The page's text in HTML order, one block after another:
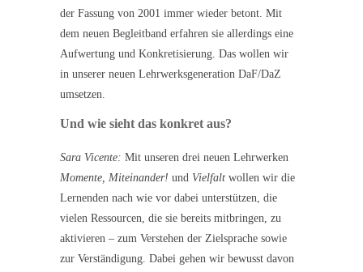
der Fassung von 2001 immer wieder betont. Mit
dem neuen Begleitband erfahren sie allerdings eine
Aufwertung und Konkretisierung. Das wollen wir
in unserer neuen Lehrwerksgeneration DaF/DaZ
umsetzen.
Und wie sieht das konkret aus?
Sara Vicente: Mit unseren drei neuen Lehrwerken
Momente, Miteinander! und Vielfalt wollen wir die
Lernenden nach wie vor dabei unterstützen, die
vielen Ressourcen, die sie bereits mitbringen, zu
aktivieren – zum Verstehen der Zielsprache sowie
zur Verständigung. Dabei gehen wir bewusst davon